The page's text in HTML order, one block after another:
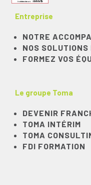
Entreprise
NOTRE
NOS SOLUTIONS
FORMEZ VOS
Le groupe Toma
DEVENIR
TOMA INTÉRIM
TOMA
FDI FORMATION